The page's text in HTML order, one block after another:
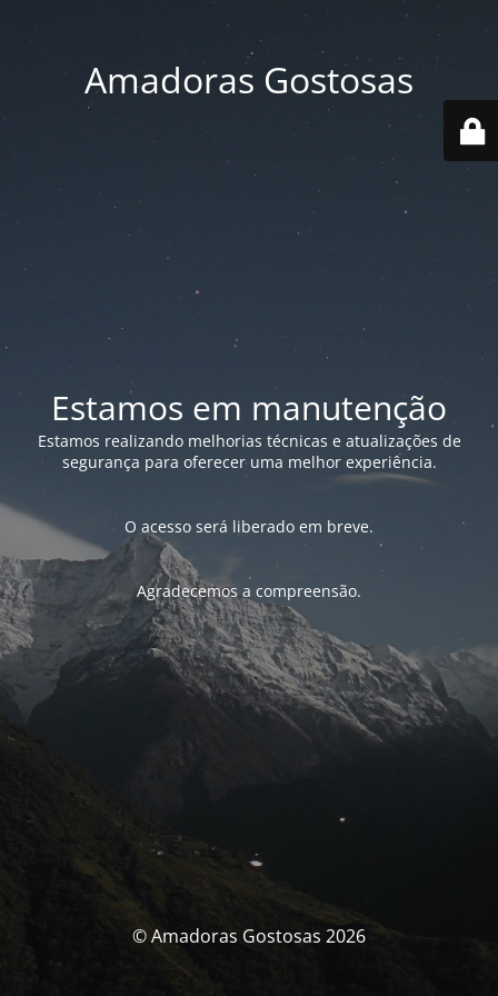
Amadoras Gostosas
Estamos em manutenção
Estamos realizando melhorias técnicas e atualizações de
segurança para oferecer uma melhor experiência.
O acesso será liberado em breve.
Agradecemos a compreensão.
© Amadoras Gostosas 2026